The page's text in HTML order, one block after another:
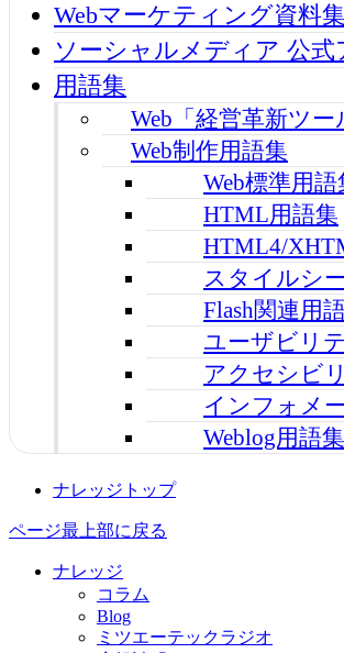
Webマーケティング資料集
ソーシャルメディア 公式
用語集
Web「経営革新ツー
Web制作用語集
Web標準用語
HTML用語集
HTML4/
スタイルシ
Flash関連用
ユーザビリ
アクセシビ
インフォメ
Weblog用語集
ナレッジトップ
ページ最上部に戻る
ナレッジ
コラム
Blog
ミツエーテックラジオ